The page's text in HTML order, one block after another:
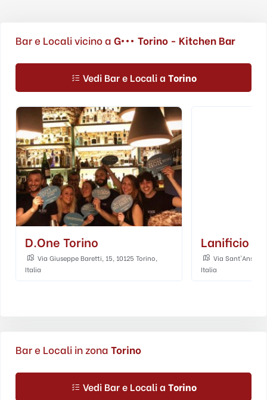
Bar e Locali vicino a G••• Torino - Kitchen Bar
Vedi Bar e Locali a Torino
D.one Torino
Via Giuseppe Baretti, 15, 10125 Torino,
Italia
Lanificio
Via
Italia
Bar e Locali in zona Torino
Vedi Bar e Locali a Torino